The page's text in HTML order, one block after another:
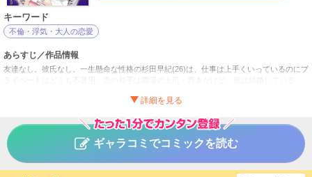
キーワード
不倫・浮気・大人の恋愛
あらすじ／作品情報
友達なし。彼氏なし。一生懸命な性格の杉田早紀(26)は、仕事は上手くいっているのにプ
ライペートはどうも不器用。恋の相手は職場の上司・西本だけど、彼は結婚している
気持ちは憧れにとどめて、不倫なんてもってのほか！ 諦めかけていた矢先、西本が「離
だんだんと深まる関係、もしかしてこのまま結婚も！？ 幸せ絶頂の早紀だが、その裏に
隠された西本の本性を徐々に知っていくことになる。離婚しているはずの、西本の妻の
SNSによって…。
タイトル
本気の恋はクズとの不倫でした ～本妻の裏アカで暴かれる
ギャラコミでコミックを読む